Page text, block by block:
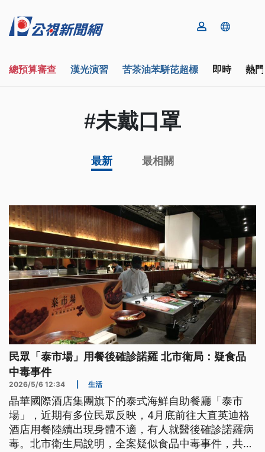
總預算審查 漢光演習 苦茶油苯駢芘超標 即時 熱
#未戴口罩
最新 最相關
民眾「泰市場」用餐後確診諾羅 北市衛局：疑食品
中毒事件
2026/5/6 12:34 生活
晶華國際酒店集團旗下的泰式海鮮自助餐廳「泰市
場」，近期有多位民眾反映，4月底前往大直英迪格
酒店用餐陸續出現身體不適，有人就醫後確診諾羅病
毒。北市衛生局說明，全案疑似食品中毒事件，共有